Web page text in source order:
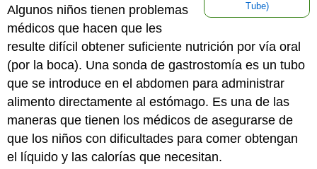
Tube)
Algunos niños tienen problemas
médicos que hacen que les
resulte difícil obtener suficiente nutrición por vía oral
(por la boca). Una sonda de gastrostomía es un tubo
que se introduce en el abdomen para administrar
alimento directamente al estómago. Es una de las
maneras que tienen los médicos de asegurarse de
que los niños con dificultades para comer obtengan
el líquido y las calorías que necesitan.